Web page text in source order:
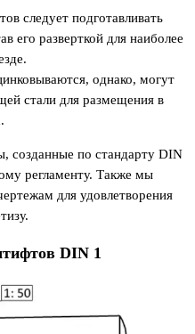
следует подготавливать
его разверткой для наиболее
однако, могут
стали для размещения в
созданные по стандарту DIN
регламенту. Также мы
для удовлетворения
DIN 1